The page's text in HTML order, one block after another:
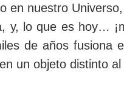
en nuestro
y, lo que es hoy…
de años fusiona
un objeto distinto